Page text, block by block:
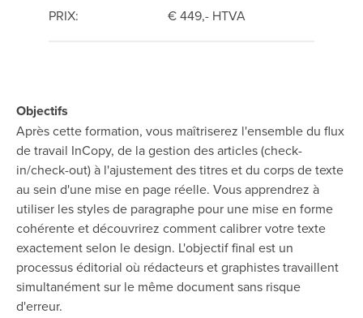
PRIX: € 449,- HTVA
Objectifs
Après cette formation, vous maîtriserez l'ensemble du flux
de travail InCopy, de la gestion des articles (check-
in/check-out) à l'ajustement des titres et du corps de texte
au sein d'une mise en page réelle. Vous apprendrez à
utiliser les styles de paragraphe pour une mise en forme
cohérente et découvrirez comment calibrer votre texte
exactement selon le design. L'objectif final est un
processus éditorial où rédacteurs et graphistes travaillent
simultanément sur le même document sans risque
d'erreur.